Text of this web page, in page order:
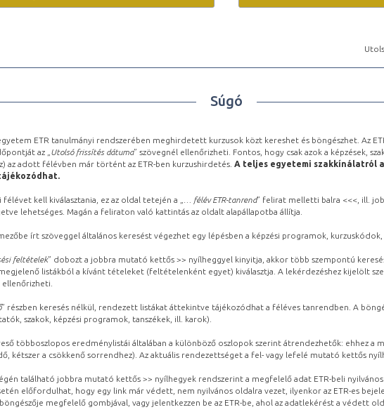
Súgó
ETR tanulmányi rendszerében meghirdetett kurzusok közt kereshet és böngészhet. Az
az „ Utolsó frissítés dátuma” szövegnél ellenőrizheti. Fontos, hogy csak azok a képzések,
az adott félévben már történt az ETR-ben kurzushirdetés. A teljes egyetemi szakkínálatról a
kell kiválasztania, ez az oldal tetején a „ … félév ETR-tanrend” felirat melletti balra <<<, ill.
lehetséges. Magán a feliraton való kattintás az oldalt alapállapotba állítja.
írt szöveggel általános keresést végezhet egy lépésben a képzési programok,
feltételek” dobozt a jobbra mutató kettős >> nyílheggyel kinyitja, akkor több szempontú
listákból a kívánt tételeket (feltételenként egyet) kiválasztja. A lekérdezéshez kijelölt
ellenőrizheti.
” részben keresés nélkül, rendezett listákat áttekintve tájékozódhat a féléves tanrendben. A
szakok, képzési programok, tanszékek, ill. karok).
többoszlopos eredménylistái általában a különböző oszlopok szerint átrendezhetők: ehhez a
kétszer a csökkenő sorrendhez). Az aktuális rendezettséget a fel- vagy lefelé mutató kettős
található jobbra mutató kettős >> nyílhegyek rendszerint a megfelelő adat ETR-beli
előfordulhat, hogy egy link már védett, nem nyilvános oldalra vezet, ilyenkor az ETR-es
böngészője megfelelő gombjával, vagy jelentkezzen be az ETR-be, ahol az adatlekérést a védett